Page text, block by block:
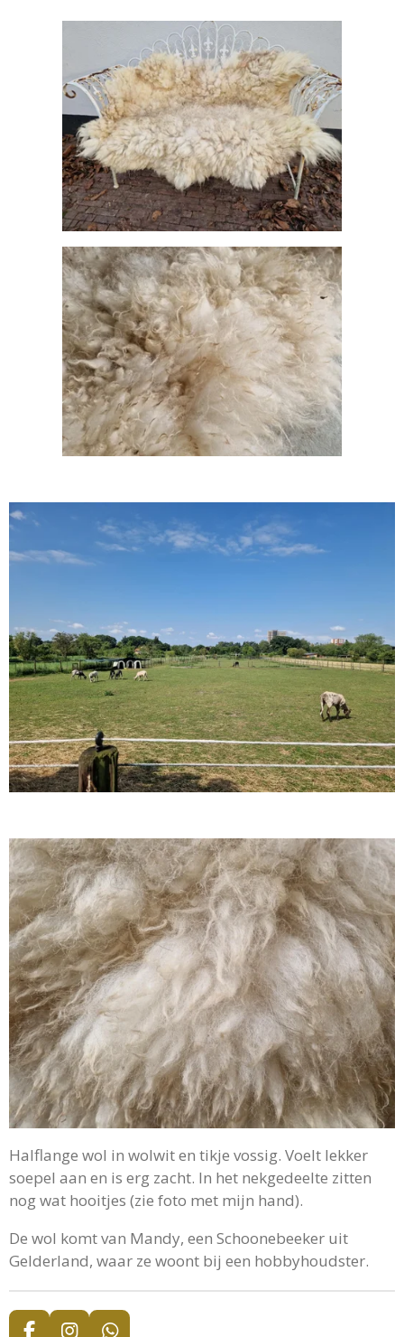
Halflange wol in wolwit en tikje vossig. Voelt lekker
soepel aan en is erg zacht. In het nekgedeelte zitten
nog wat hooitjes (zie foto met mijn hand).
De wol komt van Mandy, een Schoonebeeker uit
Gelderland, waar ze woont bij een hobbyhoudster.